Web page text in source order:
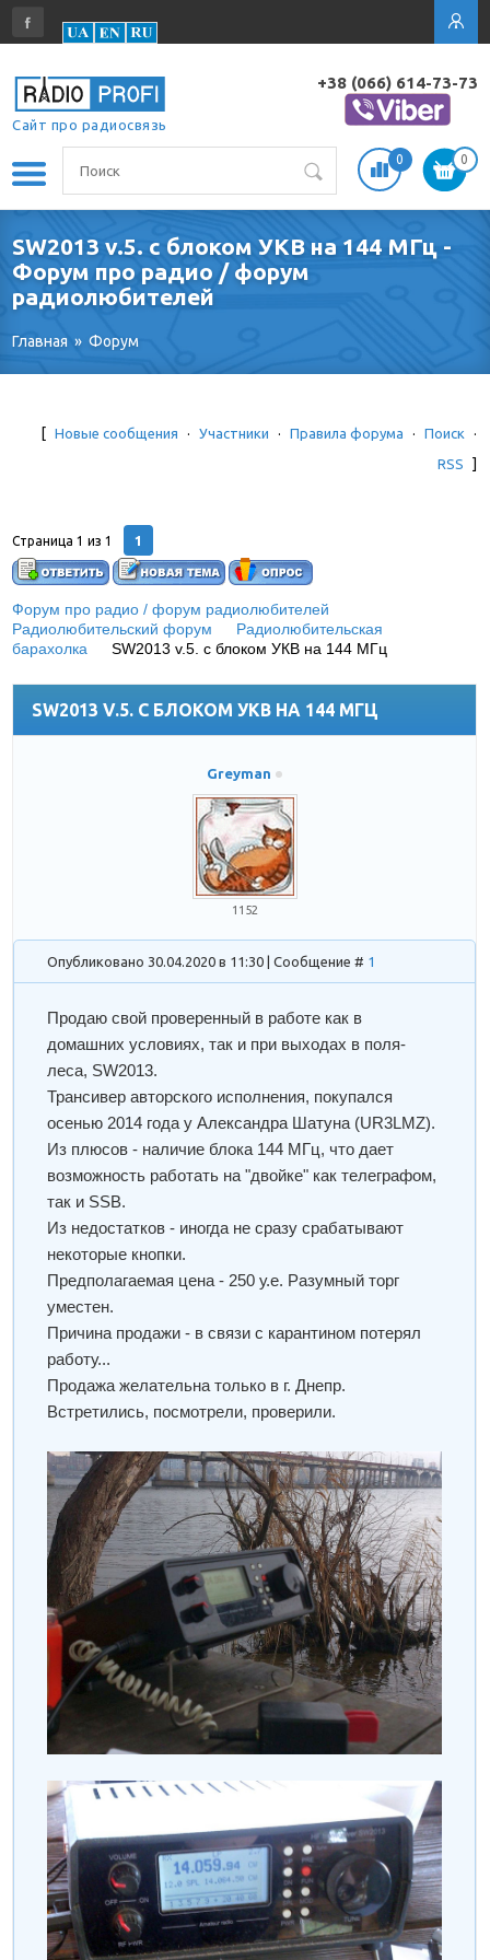
Сайт про радиосвязь
+38 (066) 614-73-73
0 0
SW2013 v.5. с блоком УКВ на 144 МГц -
Форум про радио / форум
радиолюбителей
Главная » Форум
[ Новые сообщения · Участники · Правила форума · Поиск
·
RSS
]
Страница1 из1 1
Форум про радио / форум радиолюбителей
Радиолюбительский форум
Радиолюбительская
барахолка
SW2013 v.5. с блоком УКВ на 144 МГц
SW2013 V.5. С БЛОКОМ УКВ НА 144 МГЦ
Greyman
1152
Опубликовано 30.04.2020 в 11:30 | Сообщение # 1
Продаю свой проверенный в работе как в
домашних условиях, так и при выходах в поля-
леса, SW2013.
Трансивер авторского исполнения, покупался
осенью 2014 года у Александра Шатуна (UR3LMZ).
Из плюсов - наличие блока 144 МГц, что дает
возможность работать на "двойке" как телеграфом,
так и SSB.
Из недостатков - иногда не сразу срабатывают
некоторые кнопки.
Предполагаемая цена - 250 у.е. Разумный торг
уместен.
Причина продажи - в связи с карантином потерял
работу...
Продажа желательна только в г. Днепр.
Встретились, посмотрели, проверили.